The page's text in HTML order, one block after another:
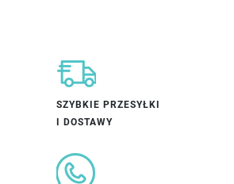
SZYBKIE PRZESYŁKI
I DOSTAWY